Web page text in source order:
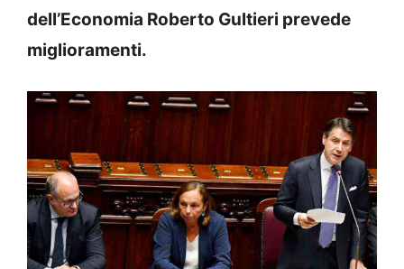
dell’Economia Roberto Gultieri prevede
miglioramenti.